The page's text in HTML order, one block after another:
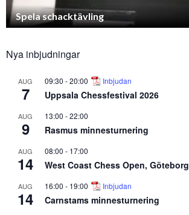
Spela schacktävling
Nya inbjudningar
AUG
7
09:30 -20:00 Inbjudan
Uppsala Chessfestival 2026
AUG
9
13:00 -22:00
Rasmus minnesturnering
AUG
14
08:00 - 17:00
West Coast Chess Open, Göteborg
AUG
14
16:00 - 19:00 Inbjudan
Carnstams minnesturnering